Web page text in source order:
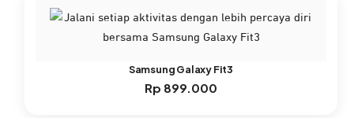
Samsung Galaxy Fit3
Rp 899.000